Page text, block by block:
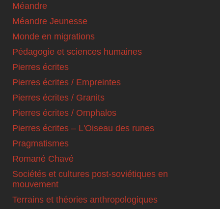
Méandre
Méandre Jeunesse
Monde en migrations
Pédagogie et sciences humaines
Pierres écrites
Pierres écrites / Empreintes
Pierres écrites / Granits
Pierres écrites / Omphalos
Pierres écrites – L'Oiseau des runes
Pragmatismes
Romané Chavé
Sociétés et cultures post-soviétiques en
mouvement
Terrains et théories anthropologiques